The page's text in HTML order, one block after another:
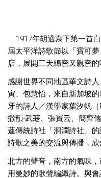
1917年胡適寫下第一首
屆太平洋詩歌節以「寶可
店，展開三天綿密又親密的
感謝世界不同地區華文詩
寅、包慧怡，來自新加坡
牙的詩人／漢學家葉汐帆
撒韻‧武荖、張寶云、簡齊
蓮傳統詩社「洄瀾詩社」
詩歌之美的交流與傳播，
北方的聲音，南方的氣味
用曼妙的歌聲編織詩。與